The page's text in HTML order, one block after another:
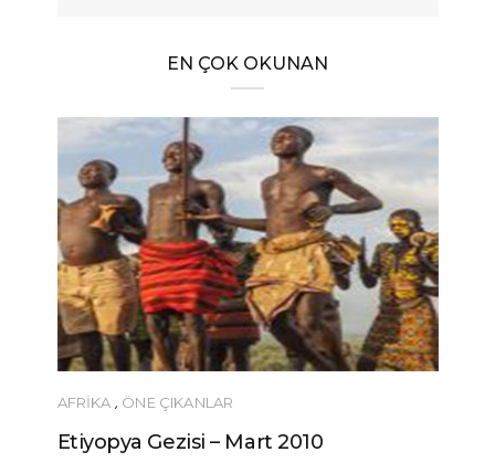
EN ÇOK OKUNAN
ÖNERILER
Ucuza Gezmek İsteyenlere 10